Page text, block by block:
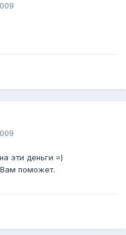
эти деньги =)
Вам поможет.